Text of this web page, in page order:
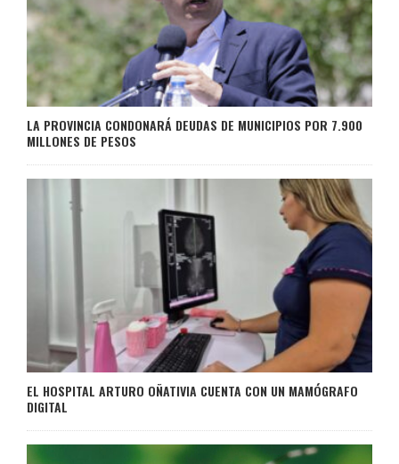
LA PROVINCIA CONDONARÁ DEUDAS DE MUNICIPIOS POR 7.900
MILLONES DE PESOS
EL HOSPITAL ARTURO OÑATIVIA CUENTA CON UN MAMÓGRAFO
DIGITAL